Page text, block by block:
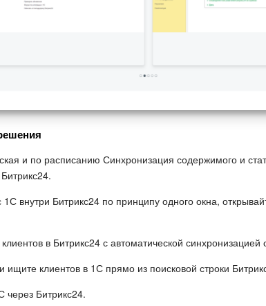
и по расписанию Синхронизация содержимого и
1С внутри Битрикс24 по принципу одного окна,
в Битрикс24 с автоматической синхронизацией
ищите клиентов в 1С прямо из поисковой строки
через Битрикс24.